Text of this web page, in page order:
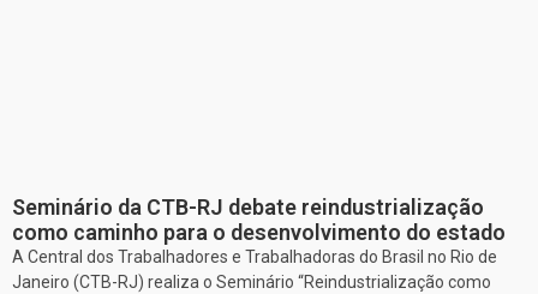
Seminário da CTB-RJ debate reindustrialização
como caminho para o desenvolvimento do estado
A Central dos Trabalhadores e Trabalhadoras do Brasil no Rio de
Janeiro (CTB-RJ) realiza o Seminário “Reindustrialização como